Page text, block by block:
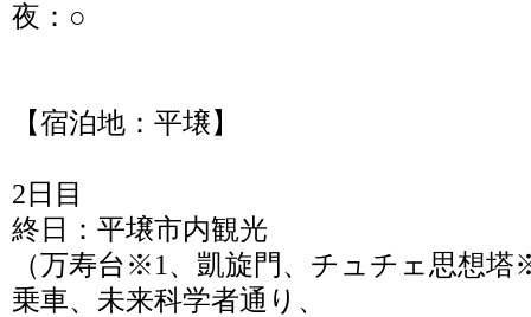
夜：○
【宿泊地：平壌】
2日目
終日：平壌市内観光
（万寿台※1、凱旋門、チュチェ思想
乗車、未来科学者通り、